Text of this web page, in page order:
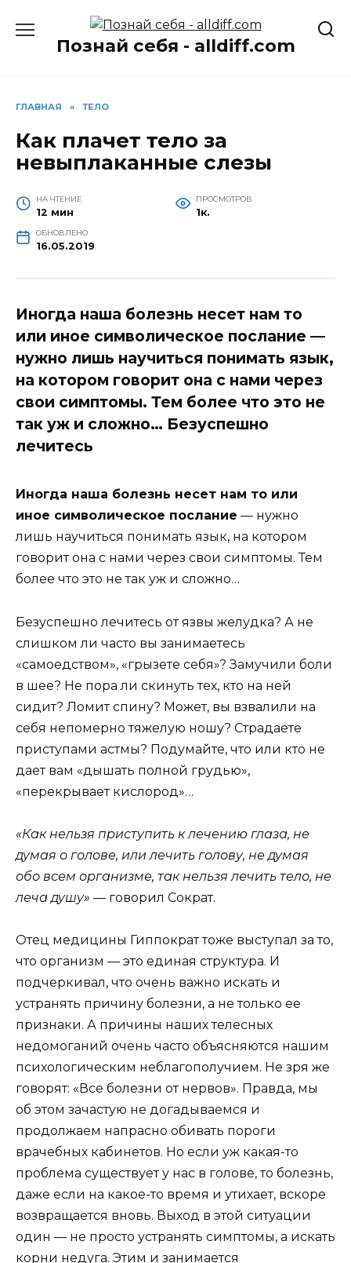
содержаниюПознай себя - alldiff.com
ГЛАВНАЯ » ТЕЛО
Как плачет тело за
невыплаканные слезы
НА ЧТЕНИЕ
12 мин
ПРОСМОТРОВ
1к.
ОБНОВЛЕНО
16.05.2019
Иногда наша болезнь несет нам то
или иное символическое послание —
нужно лишь научиться понимать язык,
на котором говорит она с нами через
свои симптомы. Тем более что это не
так уж и сложно… Безуспешно
лечитесь
Иногда наша болезнь несет нам то или
иное символическое послание — нужно
лишь научиться понимать язык, на котором
говорит она с нами через свои симптомы. Тем
более что это не так уж и сложно…
Безуспешно лечитесь от язвы желудка? А не
слишком ли часто вы занимаетесь
«самоедством», «грызете себя»? Замучили боли
в шее? Не пора ли скинуть тех, кто на ней
сидит? Ломит спину? Может, вы взвалили на
себя непомерно тяжелую ношу? Страдаете
приступами астмы? Подумайте, что или кто не
дает вам «дышать полной грудью»,
«перекрывает кислород»…
«Как нельзя приступить к лечению глаза, не
думая о голове, или лечить голову, не думая
обо всем организме, так нельзя лечить тело, не
леча душу» — говорил Сократ.
Отец медицины Гиппократ тоже выступал за то,
что организм — это единая структура. И
подчеркивал, что очень важно искать и
устранять причину болезни, а не только ее
признаки. А причины наших телесных
недомоганий очень часто объясняются нашим
психологическим неблагополучием. Не зря же
говорят: «Все болезни от нервов». Правда, мы
об этом зачастую не догадываемся и
продолжаем напрасно обивать пороги
врачебных кабинетов. Но если уж какая-то
проблема существует у нас в голове, то болезнь,
даже если на какое-то время и утихает, вскоре
возвращается вновь. Выход в этой ситуации
один — не просто устранять симптомы, а искать
корни недуга. Этим и занимается